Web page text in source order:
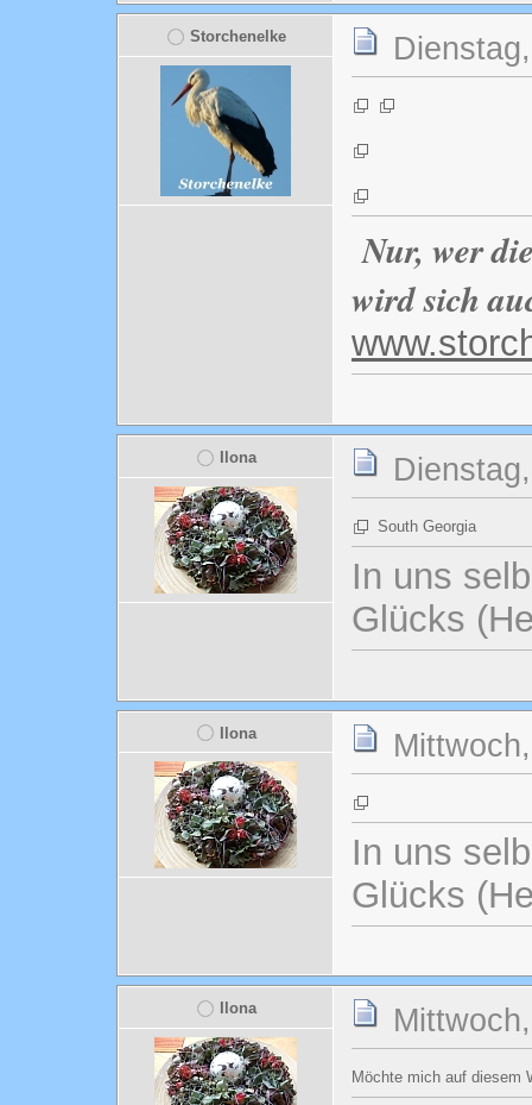
Storchenelke
Nur, wer
wird sich
Ilona
South Georgia
In uns
Glücks
Ilona
In uns
Glücks
Ilona
Möchte mich auf diesem